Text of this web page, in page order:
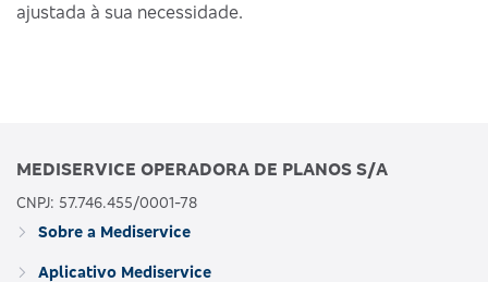
ajustada à sua necessidade.
MEDISERVICE OPERADORA DE PLANOS S/A
CNPJ: 57.746.455/0001-78
Sobre a Mediservice
Aplicativo Mediservice